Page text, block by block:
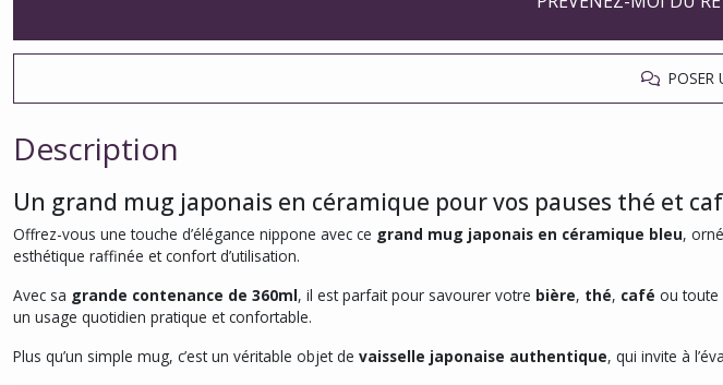
POSER
Description
Un grand mug japonais en céramique pour vos pauses thé et
Offrez-vous une touche d’élégance nippone avec ce grand mug japonais en céramique bleu,
esthétique raffinée et confort d’utilisation.
Avec sa grande contenance de 360ml, il est parfait pour savourer votre bière, thé, café ou toute
un usage quotidien pratique et confortable.
Plus qu’un simple mug, c’est un véritable objet de vaisselle japonaise authentique, qui invite à